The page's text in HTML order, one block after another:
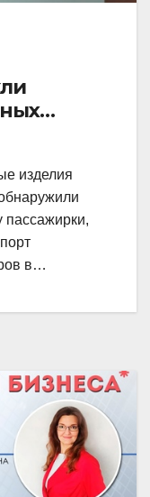
изделия
пассажирки,
в…